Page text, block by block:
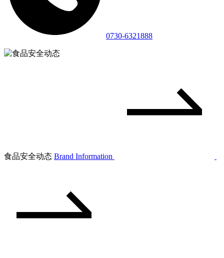
0730-6321888
食品安全动态 Brand Information